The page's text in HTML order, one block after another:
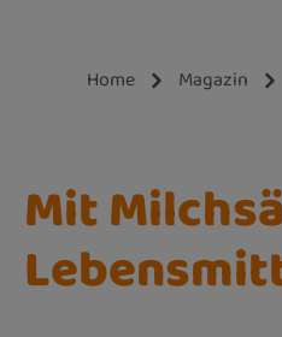
Home Magazin
Mit